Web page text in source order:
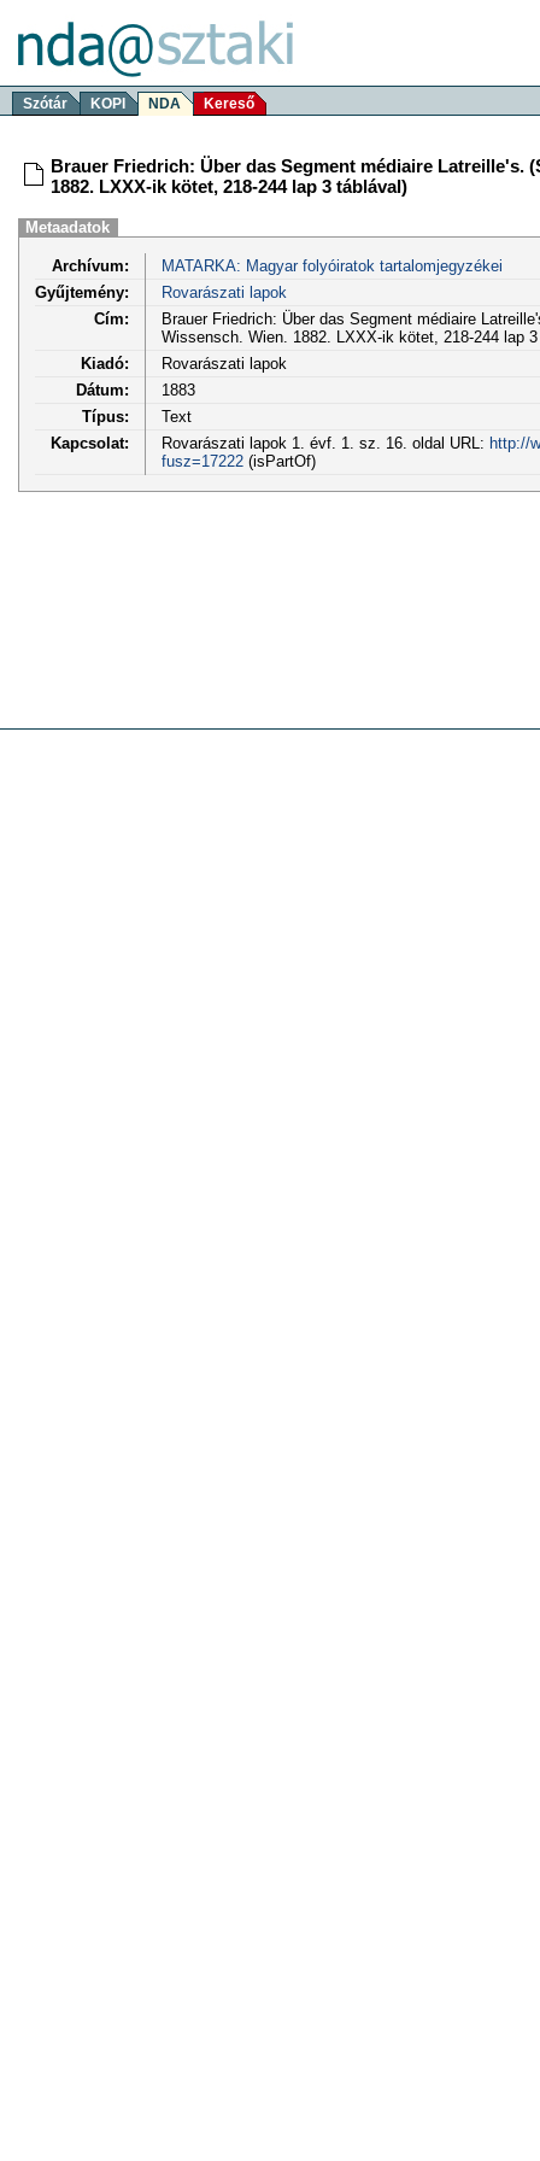
Szótár KOPI NDA Kereső
Brauer Friedrich: Über das Segment médiaire Latreille's.
1882. LXXX-ik kötet, 218-244 lap 3 táblával)
Metaadatok
Archívum:
MATARKA: Magyar folyóiratok tartalomjegyzékei
Gyűjtemény:
Rovarászati lapok
Cím:
Brauer Friedrich: Über das Segment médiaire
Wissensch. Wien. 1882. LXXX-ik kötet, 218-244 lap
Kiadó:
Rovarászati lapok
Dátum:
1883
Típus:
Text
Kapcsolat:
Rovarászati lapok 1. évf. 1. sz. 16. oldal URL: http://
fusz=17222(isPartOf)